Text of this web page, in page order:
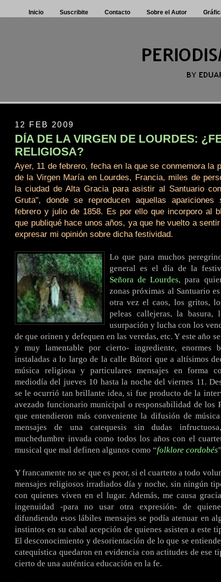
Inicio Suscribite Contacto Sobre el Autor
12 FEB 2009
DÍA DE LA VIRGEN DE LOURDES:
RELIGIOSA?
Ayer, 11 de febrero, fecha en la que se conmemora la
de la Virgen María en Lourdes, Francia, miles de
la ciudad de Alta Gracia para asistir al Santuario
Gruta", donde se reproducen aquellas apariciones
febrero y julio de 1858. Es por ello que incorporo al
que publiqué hace unos años, ya que he vuelto a
expresar mi opinión sobre dicha festividad.
Lo que para muchos
general es el día de la
Señora de Lourdes, para
zonas próximas al Santuario
otra vez el caos, los gritos,
peleas callejeras, la basura,
usurpación y lucha con los
de que orinen y defequen en las veredas, etc. Y este año
y muy lamentable por cierto- ingrediente, enormes
instaladas a lo largo de la calle Bútori que a altísimos
música religiosa y particulares mensajes en forma
mediodía del jueves 10 hasta la noche del viernes 11.
se le ocurrió tan brillante idea, si fue producto de la
avezado funcionario municipal o responsabilidad de los
que entendieron más conveniente la difusión de
mensajes de una catequesis sin dudas
muchedumbre invada como todos los años con el
musical que mal definen algunos como “folklore cordobés
Y francamente no se que es peor, si el cuarteto a todo
mensajes religiosos irradiados día y noche, sin ningún
con quienes viven en el lugar. Además, me causa
ingenuidad -para no usar otra expresión- de
difundiendo esos lábiles mensajes se podía atenuar en
instintos en su cabal acepción de quienes asisten a este
El desconocimiento y desorientación de lo que se
catequística quedaron en evidencia con actitudes de ese
cierto de una auténtica educación en la fe.